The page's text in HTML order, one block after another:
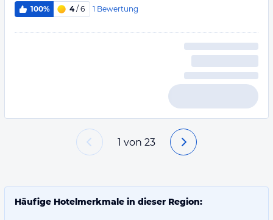
100% 4/ 6 1 Bewertung
1 von 23
Häufige Hotelmerkmale in dieser Region: